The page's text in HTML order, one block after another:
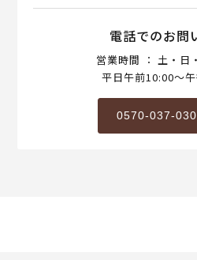
電話でのお問
営業時間 ： 土・日
平日午前10:00～
0570-037-